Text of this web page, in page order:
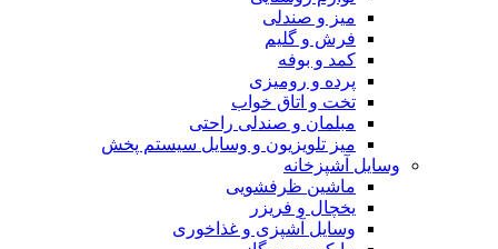
میز و صندلی
فرش و گلیم
کمد و بوفه
پرده و رومیزی
تخت و اتاق خواب
مبلمان و صندلی راحتی
میز تلویزیون و وسایل سیستم پخش
وسایل آشپزخانه
ماشین ظرفشویی
یخچال و فریزر
وسایل آشپزی و غذاخوری